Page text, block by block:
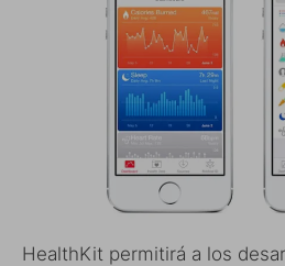
HealthKit permitirá a los